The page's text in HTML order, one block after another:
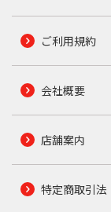
ご利用規約
会社概要
店舗案内
特定商取引法